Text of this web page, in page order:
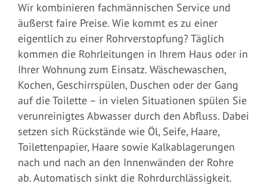
Wir kombinieren fachmännischen Service und
äußerst faire Preise. Wie kommt es zu einer
eigentlich zu einer Rohrverstopfung? Täglich
kommen die Rohrleitungen in Ihrem Haus oder in
Ihrer Wohnung zum Einsatz. Wäschewaschen,
Kochen, Geschirrspülen, Duschen oder der Gang
auf die Toilette – in vielen Situationen spülen Sie
verunreinigtes Abwasser durch den Abfluss. Dabei
setzen sich Rückstände wie Öl, Seife, Haare,
Toilettenpapier, Haare sowie Kalkablagerungen
nach und nach an den Innenwänden der Rohre
ab. Automatisch sinkt die Rohrdurchlässigkeit.